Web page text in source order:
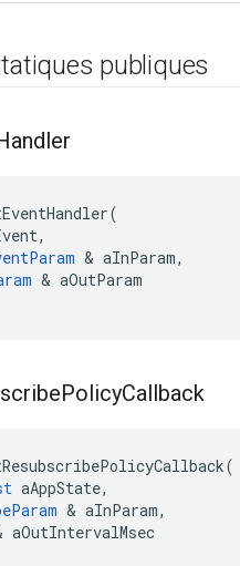
publiques
(
,
& aInParam,
& aOutParam
PolicyCallback
(
aAppState,
& aInParam,
aOutIntervalMsec